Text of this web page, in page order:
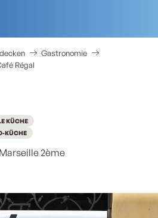
Gastronomie
Régal
KÜCHE
KÜCHE
2ème